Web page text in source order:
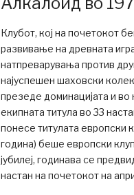
Клубот, кој на почетокот
развивање на древната
натпреварувања против
најуспешен шаховски
презеде доминацијата и во
екипната титула во 33
понесе титулата европски
година) беше европски
јубилеј, годинава се
настан на почетокот на